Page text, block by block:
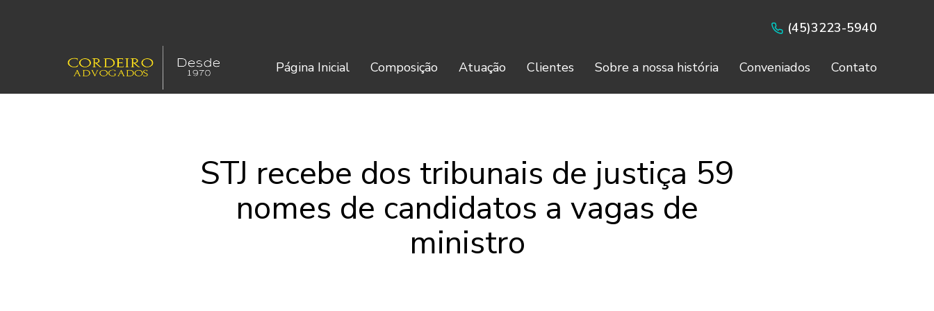
(45)3223-5940
Página Inicial Composição Atuação Clientes Sobre a nossa história Conveniados Contato
STJ recebe dos tribunais de justiça 59
nomes de candidatos a vagas de
ministro